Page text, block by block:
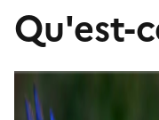
Qu'est-